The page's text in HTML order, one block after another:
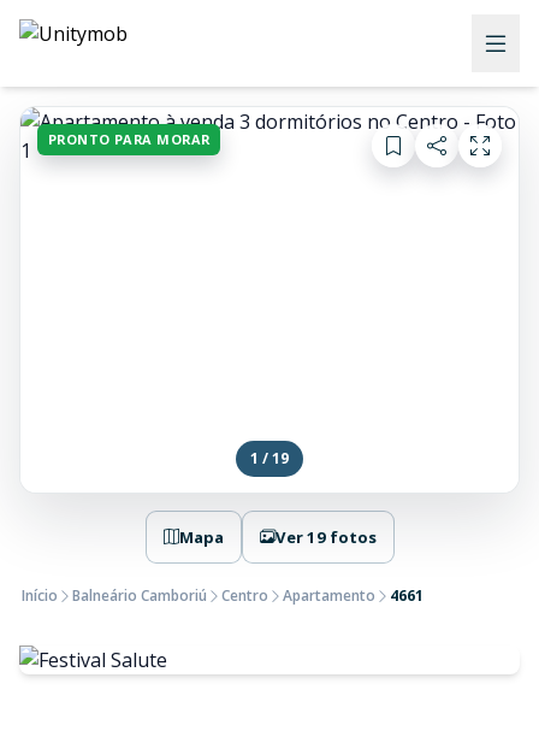
PRONTO PARA MORAR
1 / 19
Mapa Ver 19 fotos
Início Balneário Camboriú Centro Apartamento 4661